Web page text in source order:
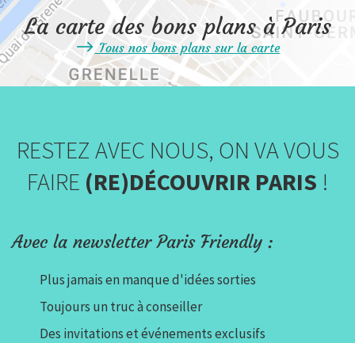
La carte des bons plans à Paris
Tous nos bons plans sur la carte
RESTEZ AVEC NOUS, ON VA VOUS
FAIRE (RE)DÉCOUVRIR PARIS !
Avec la newsletter Paris Friendly :
Plus jamais en manque d'idées sorties
Toujours un truc à conseiller
Des invitations et événements exclusifs